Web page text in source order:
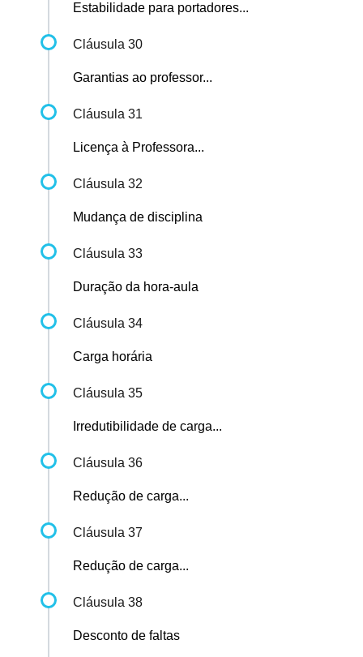
Estabilidade para portadores...
Cláusula 30
Garantias ao professor...
Cláusula 31
Licença à Professora...
Cláusula 32
Mudança de disciplina
Cláusula 33
Duração da hora-aula
Cláusula 34
Carga horária
Cláusula 35
Irredutibilidade de carga...
Cláusula 36
Redução de carga...
Cláusula 37
Redução de carga...
Cláusula 38
Desconto de faltas